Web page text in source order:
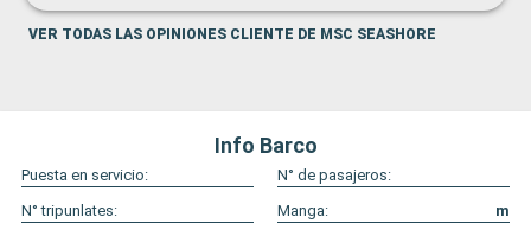
VER TODAS LAS OPINIONES CLIENTE DE MSC SEASHORE
Info Barco
Puesta en servicio:
N° de pasajeros:
N° tripunlates:
Manga:
m